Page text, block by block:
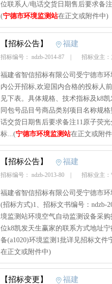
位联系人/电话交货日期售后要求备
(宁德市环境监测站在正文或附件中)
【招标公告】 福建
招标编号： ndzb-2014-87 招标业主
福建省智信招标有限公司受宁德市
内公开招标,欢迎国内合格的投标人
见下表。具体规格、技术指标及k8
同包号品目号商品类别项目名称规
话交货日期售后要求备注11原子荧
标...(宁德市环境监测站在正文或附
【招标公告】 福建
招标编号： ndzb-2013-80 招标业主
福建省智信招标有限公司受宁德市
(招标方式)1、招标文书编号：ndzb-
境监测站环境空气自动监测设备采
位k8凯发天生赢家的联系方式地址
备(a1020)环境监测1批详见招标文
在正文或附件中)
【招标变更】 福建